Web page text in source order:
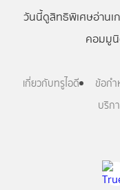
วันนี้ดูสิทธิพิเศษอ่านเ
คอมมู
เกี่ยวกับทรูไอดี ข้อกำ
บริก